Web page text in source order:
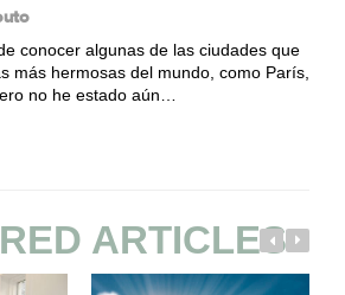
conocer algunas de las ciudades que
más hermosas del mundo, como París,
no he estado aún…
ARTICLES